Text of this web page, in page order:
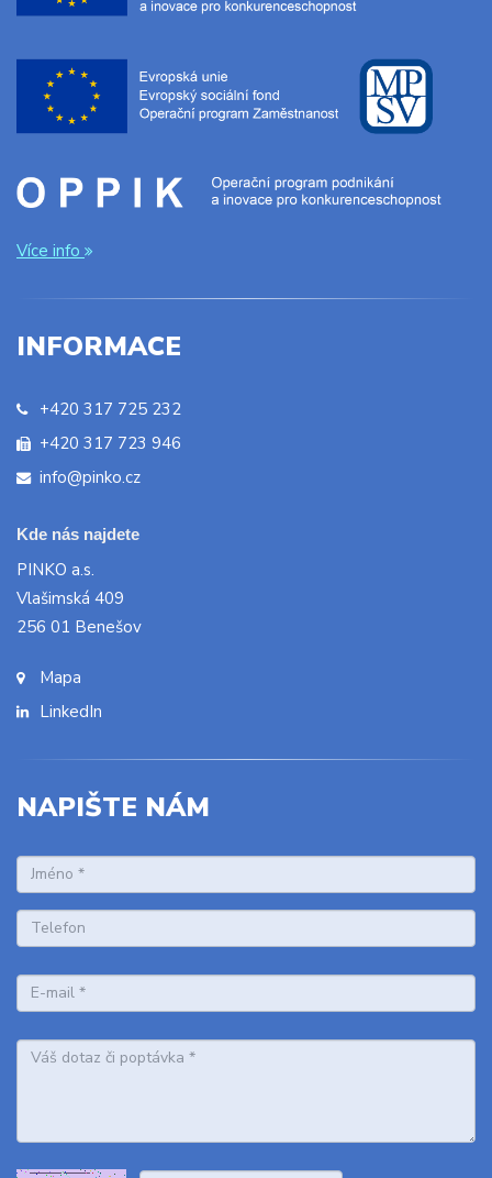
Více info
INFORMACE
+420 317 725 232
+420 317 723 946
info@pinko.cz
Kde nás najdete
PINKO a.s.
Vlašimská 409
256 01 Benešov
Mapa
LinkedIn
NAPIŠTE NÁM